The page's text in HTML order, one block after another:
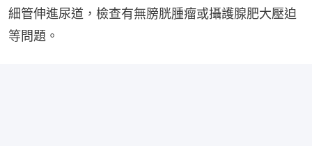
細管伸進尿道，檢查有無膀胱腫瘤或攝護腺肥大壓迫
等問題。